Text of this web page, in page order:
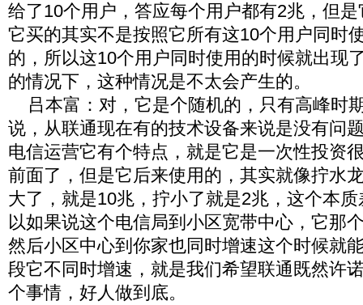
给了10个用户，答应每个用户都有2兆，但
它买的其实不是按照它所有这10个用户同时
的，所以这10个用户同时使用的时候就出现
的情况下，这种情况是不太会产生的。
吕本富：对，它是个随机的，只有高峰时
说，从联通现在有的技术设备来说是没有问
电信运营它有个特点，就是它是一次性投资
前面了，但是它后来使用的，其实就像拧水
大了，就是10兆，拧小了就是2兆，这个本
以如果说这个电信局到小区宽带中心，它那
然后小区中心到你家也同时增速这个时候就
段它不同时增速，就是我们希望联通既然许
个事情，好人做到底。